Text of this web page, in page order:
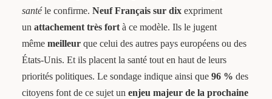
santéle confirme. Neuf Français sur dixexpriment
un attachement très fortà ce modèle. Ils le jugent
même meilleurque celui des autres pays européens ou des
États-Unis. Et ils placent la santé tout en haut de leurs
priorités politiques. Le sondage indique ainsi que 96 % des
citoyens font de ce sujet un enjeu majeur de la prochaine